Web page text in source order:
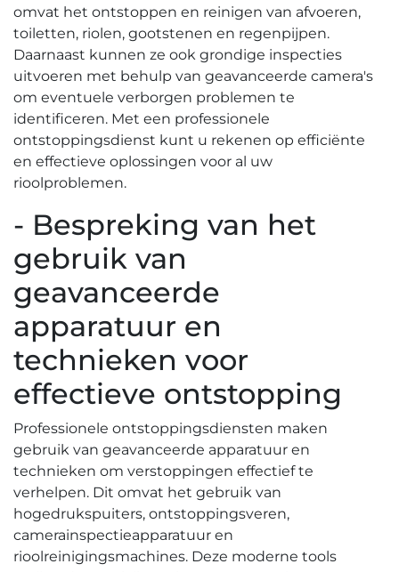
omvat het ontstoppen en reinigen van afvoeren,
toiletten, riolen, gootstenen en regenpijpen.​
Daarnaast kunnen ze ook grondige inspecties
uitvoeren met behulp van geavanceerde camera's
om eventuele verborgen problemen te
identificeren.​ Met een professionele
ontstoppingsdienst kunt u rekenen op efficiënte
en effectieve oplossingen voor al uw
rioolproblemen.
- Bespreking van het
gebruik van
geavanceerde
apparatuur en
technieken voor
effectieve ontstopping
Professionele ontstoppingsdiensten maken
gebruik van geavanceerde apparatuur en
technieken om verstoppingen effectief te
verhelpen. Dit omvat het gebruik van
hogedrukspuiters, ontstoppingsveren,
camerainspectieapparatuur en
rioolreinigingsmachines.​ Deze moderne tools